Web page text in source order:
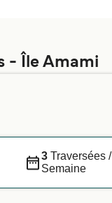
- Île Amami
3Traversées /
Semaine